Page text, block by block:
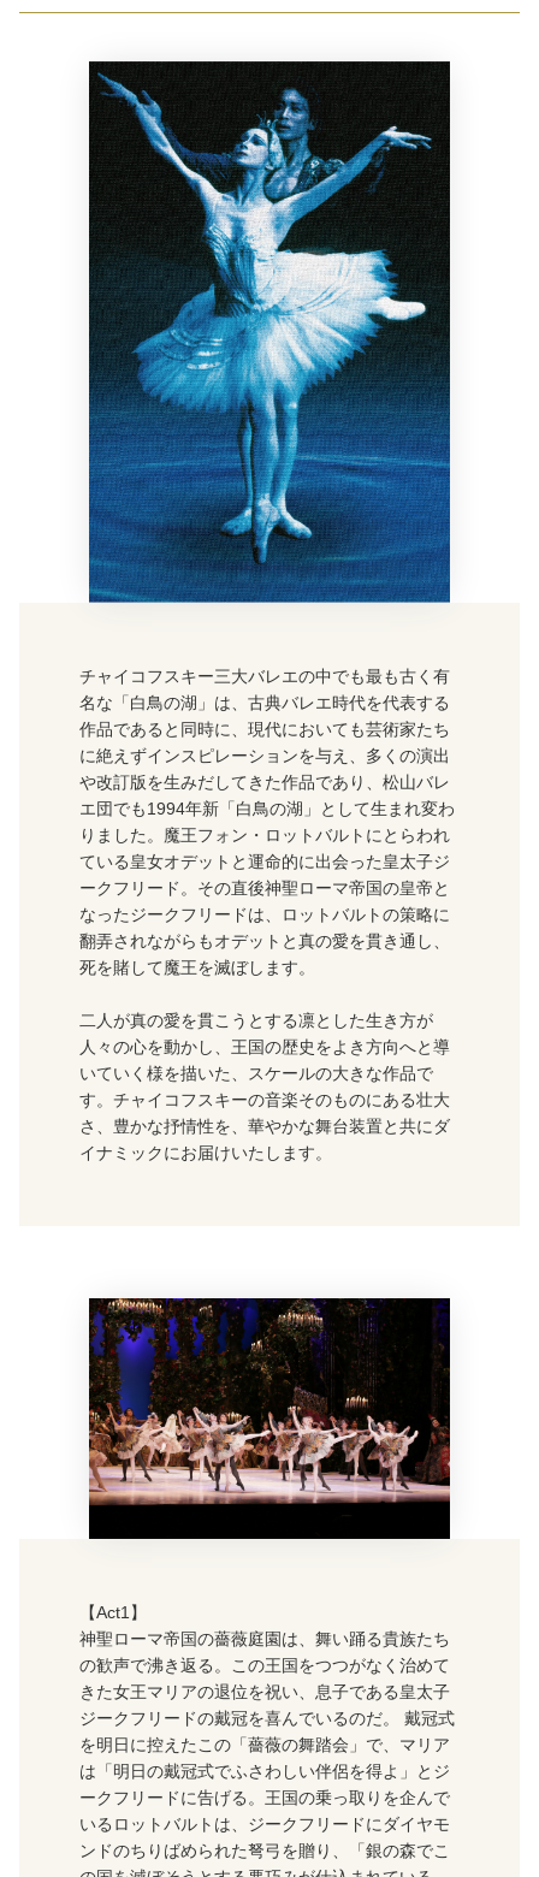
チャイコフスキー三大バレエの中でも最も古く有
名な「白鳥の湖」は、古典バレエ時代を代表する
作品であると同時に、現代においても芸術家たち
に絶えずインスピレーションを与え、多くの演出
や改訂版を生みだしてきた作品であり、松山バレ
エ団でも1994年新「白鳥の湖」として生まれ変わ
りました。魔王フォン・ロットバルトにとらわれ
ている皇女オデットと運命的に出会った皇太子ジ
ークフリード。その直後神聖ローマ帝国の皇帝と
なったジークフリードは、ロットバルトの策略に
翻弄されながらもオデットと真の愛を貫き通し、
死を賭して魔王を滅ぼします。
二人が真の愛を貫こうとする凛とした生き方が
人々の心を動かし、王国の歴史をよき方向へと導
いていく様を描いた、スケールの大きな作品で
す。チャイコフスキーの音楽そのものにある壮大
さ、豊かな抒情性を、華やかな舞台装置と共にダ
イナミックにお届けいたします。
【Act1】
神聖ローマ帝国の薔薇庭園は、舞い踊る貴族たち
の歓声で沸き返る。この王国をつつがなく治めて
きた女王マリアの退位を祝い、息子である皇太子
ジークフリードの戴冠を喜んでいるのだ。 戴冠式
を明日に控えたこの「薔薇の舞踏会」で、マリア
は「明日の戴冠式でふさわしい伴侶を得よ」とジ
ークフリードに告げる。王国の乗っ取りを企んで
いるロットバルトは、ジークフリードにダイヤモ
ンドのちりばめられた弩弓を贈り、「銀の森でこ